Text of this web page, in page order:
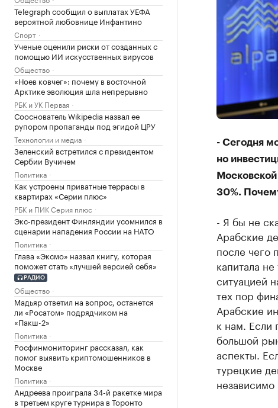
Telegraph сообщил о выплатах УЕФА
вероятной любовнице Инфантино
Спорт
Ученые оценили риски от созданных с
помощью ИИ искусственных вирусов
Общество
«Ноев ковчег»: почему в восточной
Арктике эволюция шла непрерывно
РБК и УК Первая
Сооснователь Wikipedia назвал ее
рупором пропаганды под эгидой ЦРУ
Технологии и медиа
Зеленский встретился с президентом
Сербии Вучичем
Политика
Как устроены приватные террасы в
квартирах «Серии плюс»
РБК и ПИК Серия плюс
Экс-президент Финляндии усомнился в
сценарии нападения России на НАТО
Политика
Глава «Эксмо» назвал книгу, которая
поможет стать «лучшей версией себя»
РАДИО
Общество
Мадьяр ответил на вопрос, останется
ли «Росатом» подрядчиком на
«Пакш-2»
Политика
Росфинмониторинг рассказал, как
помог выявить криптомошенников в
Москве
Политика
Андреева проиграла 34-й ракетке мира
в третьем круге турнира в Торонто
- Сегодня
но
30%.
- Я бы не
Арабские
после чего
капитала
ситуацией
тех пор
Арабские
к нам. Если
большой
аспекты.
турецкие
независимо